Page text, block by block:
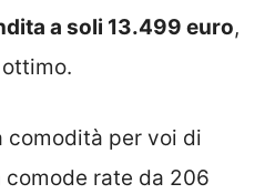
a soli 13.499 euro,
comodità per voi di
rate da 206